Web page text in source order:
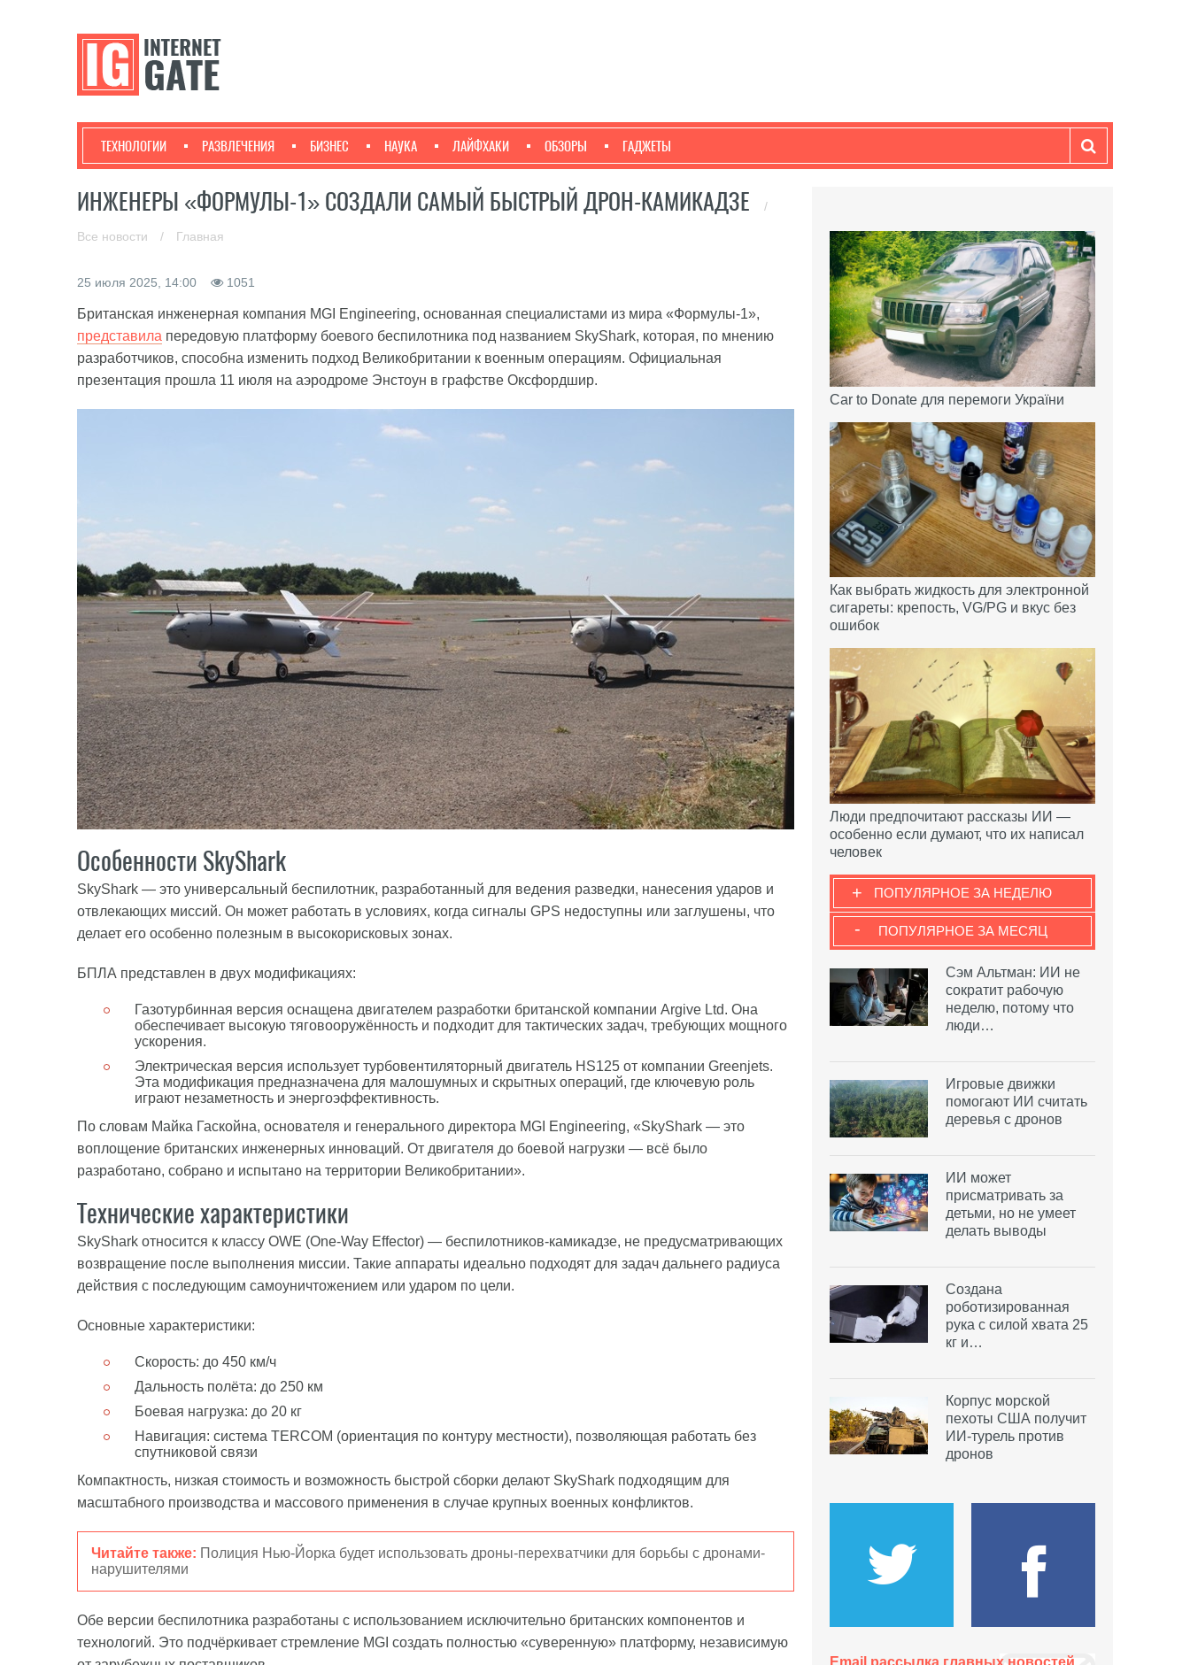
ТЕХНОЛОГИИ РАЗВЛЕЧЕНИЯ БИЗНЕС НАУКА ЛАЙФХАКИ ОБЗОРЫ ГАДЖЕТЫ
ИНЖЕНЕРЫ «ФОРМУЛЫ-1» СОЗДАЛИ САМЫЙ БЫСТРЫЙ ДРОН-КАМИКАДЗЕ /
Все новости / Главная
25 июля 2025, 14:00 1051
Британская инженерная компания MGI Engineering, основанная специалистами из мира «Формулы-1»,
представила передовую платформу боевого беспилотника под названием SkyShark, которая, по мнению
разработчиков, способна изменить подход Великобритании к военным операциям. Официальная
презентация прошла 11 июля на аэродроме Энстоун в графстве Оксфордшир.
Особенности SkyShark
SkyShark — это универсальный беспилотник, разработанный для ведения разведки, нанесения ударов и
отвлекающих миссий. Он может работать в условиях, когда сигналы GPS недоступны или заглушены, что
делает его особенно полезным в высокорисковых зонах.
БПЛА представлен в двух модификациях:
Газотурбинная версия оснащена двигателем разработки британской компании Argive Ltd. Она
обеспечивает высокую тяговооружённость и подходит для тактических задач, требующих мощного
ускорения.
Электрическая версия использует турбовентиляторный двигатель HS125 от компании Greenjets.
Эта модификация предназначена для малошумных и скрытных операций, где ключевую роль
играют незаметность и энергоэффективность.
По словам Майка Гаскойна, основателя и генерального директора MGI Engineering, «SkyShark — это
воплощение британских инженерных инноваций. От двигателя до боевой нагрузки — всё было
разработано, собрано и испытано на территории Великобритании».
Технические характеристики
SkyShark относится к классу OWE (One-Way Effector) — беспилотников-камикадзе, не предусматривающих
возвращение после выполнения миссии. Такие аппараты идеально подходят для задач дальнего радиуса
действия с последующим самоуничтожением или ударом по цели.
Основные характеристики:
Скорость: до 450 км/ч
Дальность полёта: до 250 км
Боевая нагрузка: до 20 кг
Навигация: система TERCOM (ориентация по контуру местности), позволяющая работать без
спутниковой связи
Компактность, низкая стоимость и возможность быстрой сборки делают SkyShark подходящим для
масштабного производства и массового применения в случае крупных военных конфликтов.
Читайте также: Полиция Нью-Йорка будет использовать дроны-перехватчики для борьбы с дронами-
нарушителями
Обе версии беспилотника разработаны с использованием исключительно британских компонентов и
технологий. Это подчёркивает стремление MGI создать полностью «суверенную» платформу, независимую
Car to Donate для перемоги України
Как выбрать жидкость для электронной
сигареты: крепость, VG/PG и вкус без
ошибок
Люди предпочитают рассказы ИИ —
особенно если думают, что их написал
человек
ПОПУЛЯРНОЕ ЗА НЕДЕЛЮ
+
ПОПУЛЯРНОЕ ЗА МЕСЯЦ
-
Сэм Альтман: ИИ не
сократит рабочую
неделю, потому что
люди…
Игровые движки
помогают ИИ считать
деревья с дронов
ИИ может
присматривать за
детьми, но не умеет
делать выводы
Создана
роботизированная
рука с силой хвата 25
кг и…
Корпус морской
пехоты США получит
ИИ-турель против
дронов
Email рассылка главных новостей